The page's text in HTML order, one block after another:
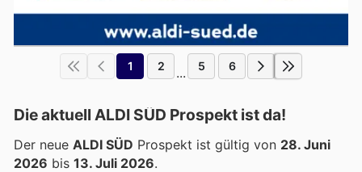
1 2 ... 5 6
Die aktuell ALDI SÜD Prospekt ist da!
Der neue ALDI SÜD Prospekt ist gültig von 28. Juni
2026 bis 13. Juli 2026.